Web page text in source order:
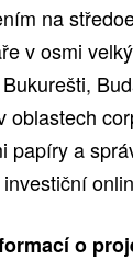
na
v osmi
oblastech
papíry a
o